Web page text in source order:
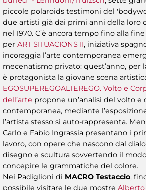
piccole polaroids testimoni del
due artisti già dai primi anni della loro
nel 1970. C’è ancora tempo fino alla
per ART SITUACIONS II, iniziativa
incoraggia l’arte contemporanea
mecenatismo privato: quest’anno, per
è protagonista la giovane scena
EGOSUPEREGOALTEREGO. Volto e
dell’arte propone un’analisi del volto e
contemporanea, mediante
l’artista stesso si auto-rappresenta.
Carlo e Fabio Ingrassia presentano i
lavoro, con opere che nascono dal
disegno e scultura sovvertendo il
concepire le grammatiche del colore.
Nei Padiglioni di MACRO Testaccio,
possibile visitare le due mostre Alberto